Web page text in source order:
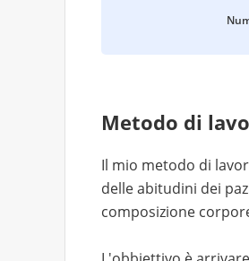
Metodo di
Il mio metodo di
delle abitudini dei
composizione